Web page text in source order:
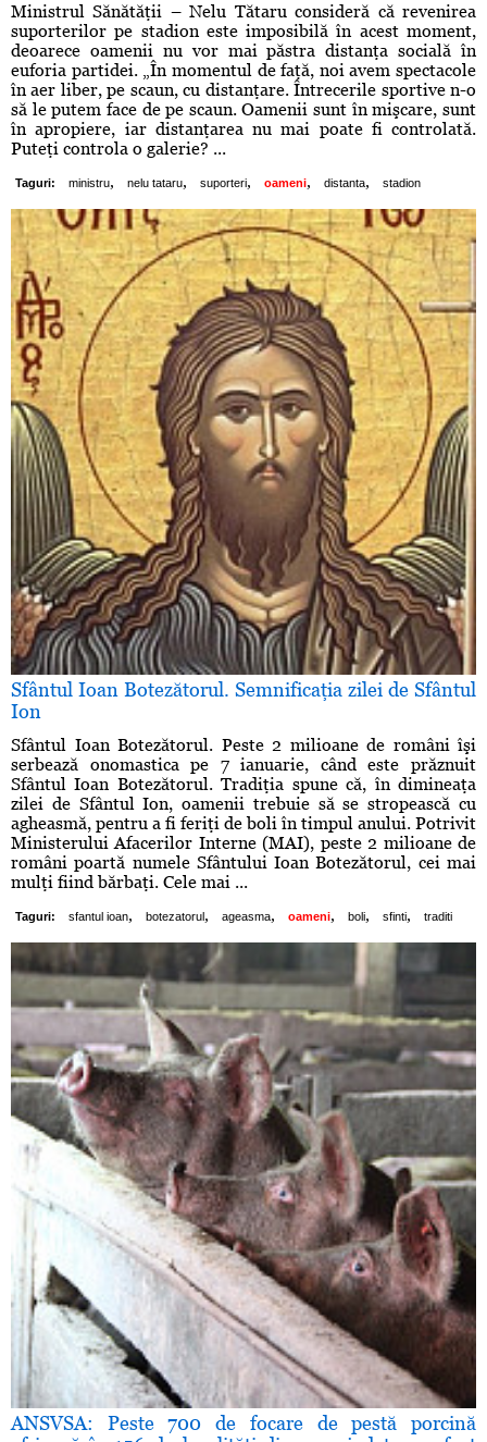
Ministrul Sănătăţii – Nelu Tătaru consideră că revenirea
suporterilor pe stadion este imposibilă în acest moment,
deoarece oamenii nu vor mai păstra distanţa socială în
euforia partidei. „În momentul de faţă, noi avem spectacole
în aer liber, pe scaun, cu distanţare. Întrecerile sportive n-o
să le putem face de pe scaun. Oamenii sunt în mişcare, sunt
în apropiere, iar distanţarea nu mai poate fi controlată.
Puteţi controla o galerie? ...
Taguri: ministru, nelu tataru, suporteri, oameni, distanta, stadion
Sfântul Ioan Botezătorul. Semnificaţia zilei de Sfântul
Ion
Sfântul Ioan Botezătorul. Peste 2 milioane de români îşi
serbează onomastica pe 7 ianuarie, când este prăznuit
Sfântul Ioan Botezătorul. Tradiţia spune că, în dimineaţa
zilei de Sfântul Ion, oamenii trebuie să se stropească cu
agheasmă, pentru a fi feriţi de boli în timpul anului. Potrivit
Ministerului Afacerilor Interne (MAI), peste 2 milioane de
români poartă numele Sfântului Ioan Botezătorul, cei mai
mulţi fiind bărbaţi. Cele mai ...
Taguri: sfantul ioan, botezatorul , ageasma, oameni, boli, sfinti, traditi
ANSVSA: Peste 700 de focare de pestă porcină